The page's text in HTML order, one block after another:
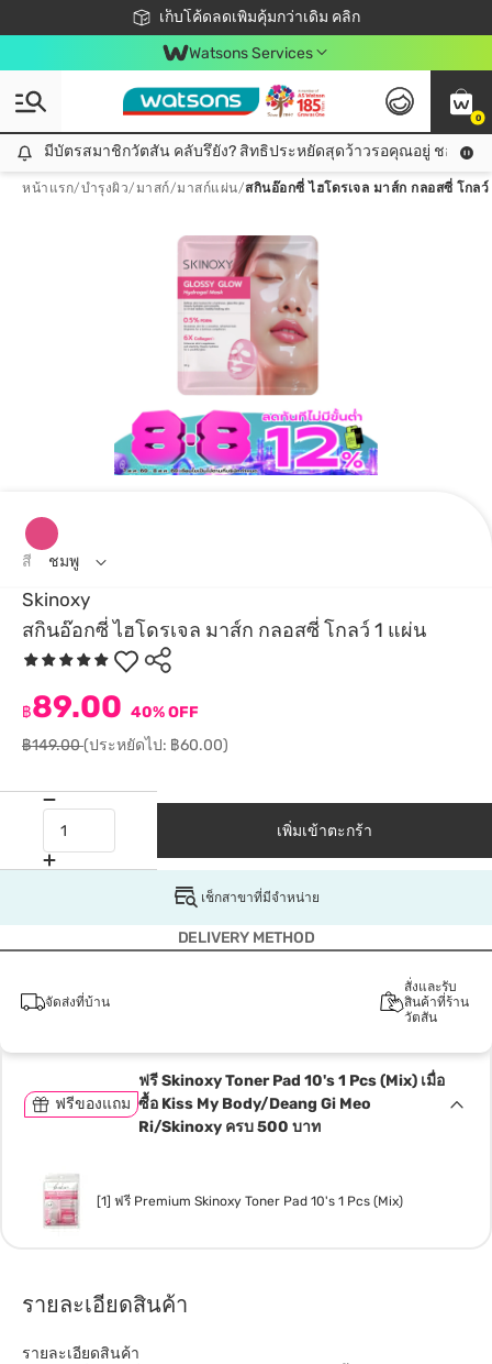
เก็บโค้ดลดเพิ่มคุ้มกว่าเดิม คลิก
ชอปออนไลน์ครั้งแรก ลดเพิ่มจุก ๆ 10%! 🎉
📦ส่งฟรี! เมื่อชอป 499฿
สมาชิกวัตสัน คลับดียังไง?
Watsons Services
0
มีบัตรสมาชิกวัตสัน คลับรึยัง? สิทธิประหยัดสุดว้าวรอคุณอยู่ ชอปคุ้มกว่าเดิม คลิก!
มีบัตรสมาชิกวัตสัน คลับรึยัง? สิทธิประหยัดสุดว้าวรอคุณอยู่ ชอปคุ้มก
หน้าแรก/บำรุงผิว/มาสก์/มาสก์แผ่น/สกินอ๊อกซี่ ไฮโดรเจล มาส์ก กลอสซี่ โกล
Skinoxy
สกินอ๊อกซี่ ไฮโดรเจล มาส์ก กลอสซี่ โกลว์ 1 แผ่น
฿89.00 40% OFF
฿149.00(ประหยัดไป: ฿60.00)
สี ชมพู
เพิ่มเข้าตะกร้า
เช็กสาขาที่มีจำหน่าย
DELIVERY METHOD
จัดส่งที่บ้าน
สั่งและรับ
สินค้าที่ร้าน
วัตสัน
ฟรีของแถม
ฟรี Skinoxy Toner Pad 10's 1 Pcs (Mix) เมื่อ
ซื้อ Kiss My Body/Deang Gi Meo
Ri/Skinoxy ครบ 500 บาท
[1] ฟรี Premium Skinoxy Toner Pad 10's 1 Pcs (Mix)
รายละเอียดสินค้า
รายละเอียดสินค้า